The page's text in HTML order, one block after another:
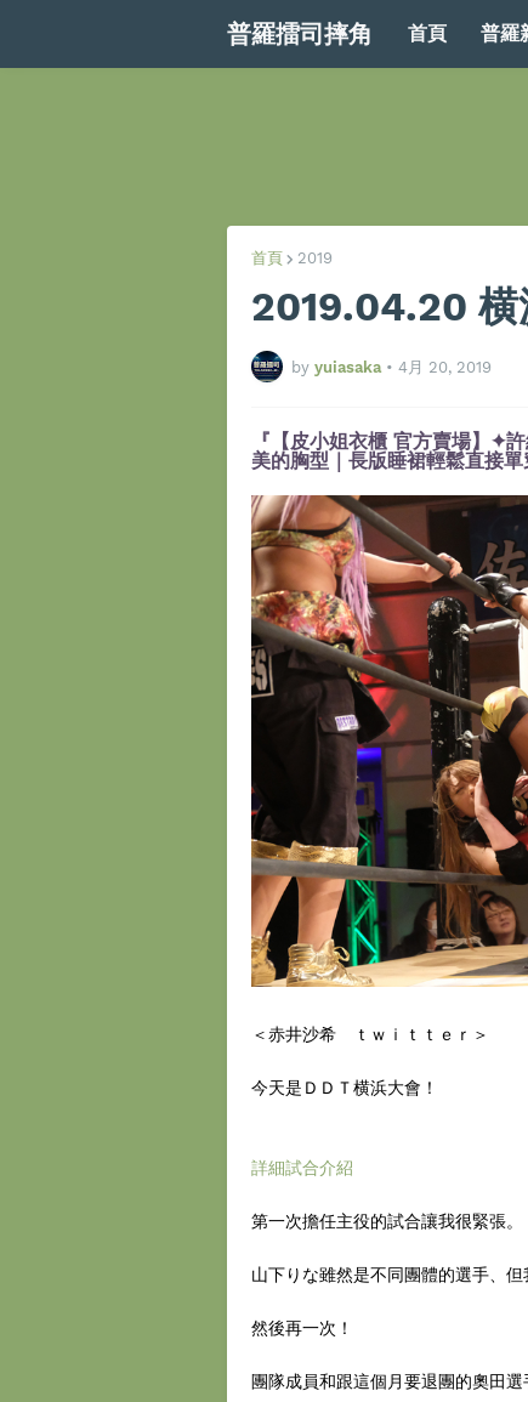
普羅擂司摔角 首頁 普羅
首頁 2019
2019.04.20 横
by yuiasaka • 4月 20, 2019
『【皮小姐衣櫃 官方賣場】✦
美的胸型｜長版睡裙輕鬆直接
＜赤井沙希 ｔｗｉｔｔｅｒ＞
今天是ＤＤＴ横浜大會！
詳細試合介紹
第一次擔任主役的試合讓我很緊張。
山下りな雖然是不同團體的選手、
然後再一次！
團隊成員和跟這個月要退團的奧田選